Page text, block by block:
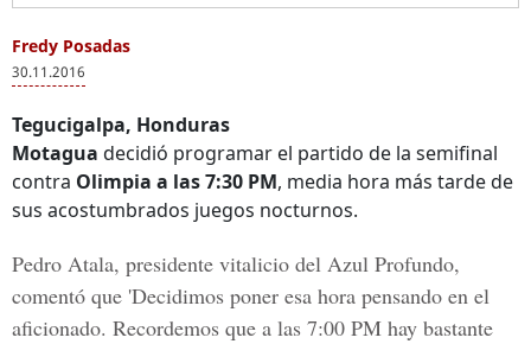
Fredy Posadas
30.11.2016
Tegucigalpa, Honduras
Motagua decidió programar el partido de la semifinal
contra Olimpia a las 7:30 PM, media hora más tarde de
sus acostumbrados juegos nocturnos.
Pedro Atala, presidente vitalicio del Azul Profundo,
comentó que 'Decidimos poner esa hora pensando en el
aficionado. Recordemos que a las 7:00 PM hay bastante